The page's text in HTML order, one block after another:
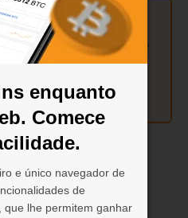
enquanto
Comece
e único navegador de
de
que lhe permitem ganhar
rápido
usando o recurso
móvel! Ative
2x,
,
e combine-os do jeito que
e combinam quando a